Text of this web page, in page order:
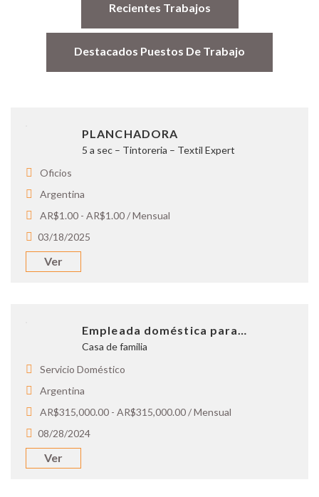
Recientes Trabajos
Destacados Puestos De Trabajo
PLANCHADORA
5 a sec – Tintoreria – Textil Expert
Oficios
Argentina
AR$1.00 - AR$1.00 / Mensual
03/18/2025
Ver
Empleada doméstica para…
Casa de familia
Servicio Doméstico
Argentina
AR$315,000.00 - AR$315,000.00 / Mensual
08/28/2024
Ver